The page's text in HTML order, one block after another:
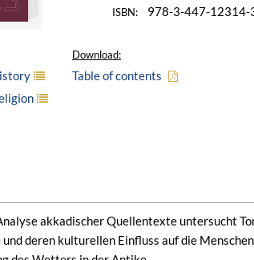
ISBN: 978-3-447-12314-
Download:
Table of contents
akkadischer Quellentexte untersucht
deren kulturellen Einfluss auf die